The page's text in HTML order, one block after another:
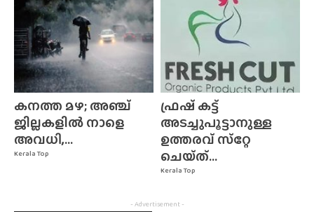
Kerala Top
കനത്ത മഴ; അഞ്ച്
ജില്ലകളിൽ നാളെ
അവധി,...
Kerala Top
ഫ്രഷ് കട്ട്
അടച്ചുപൂട്ടാനുള്ള
ഉത്തരവ് സ്‌റ്റേ
ചെയ്‌ത്‌...
- Advertisement -